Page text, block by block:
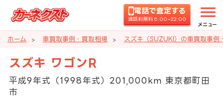
電話で査定する
通話料無料 8:00~22:00
メニュー
ホーム 車買取事例・買取相場 スズキ（SUZUKI）の車買取事例
スズキ ワゴンR
平成9年式（1998年式）201,000km 東京都町田
市